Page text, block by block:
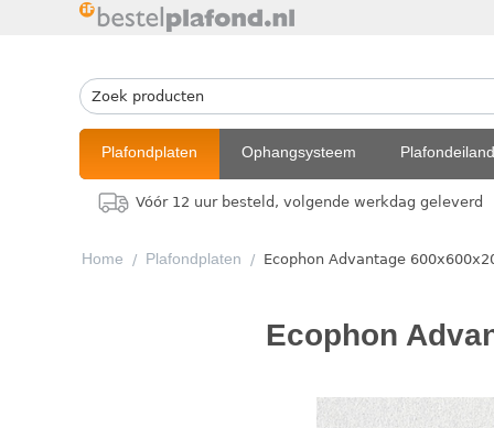
Plafondplaten Ophangsysteem
Vóór 12 uur besteld, volgende werkdag geleverd
Home / Plafondplaten / Ecophon Advantage
Ecophon